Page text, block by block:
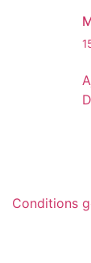
Conditions